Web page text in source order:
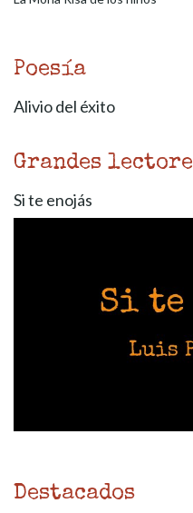
Poesía
Alivio del éxito
Grandes
Si te enojás
Destacados